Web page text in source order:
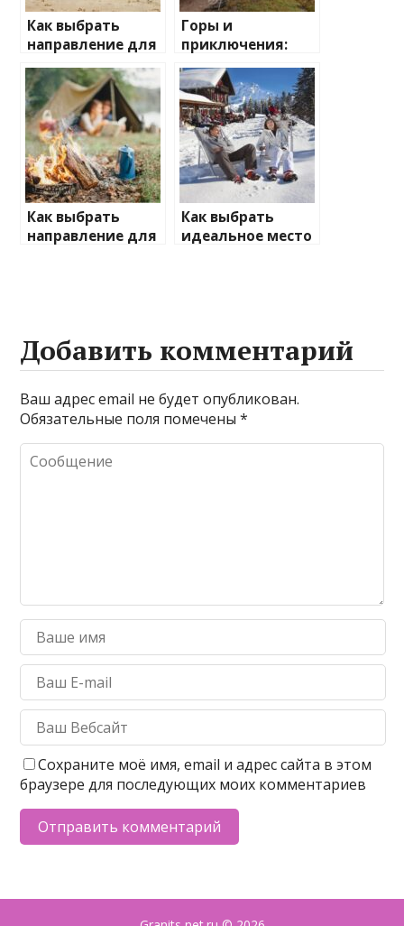
Как выбрать
направление для
отдыха с детьми
Горы и
приключения:
лучшие
направления для
активного
отдыха
Как выбрать
направление для
Как выбрать
идеальное место
Добавить комментарий
Ваш адрес email не будет опубликован.
Обязательные поля помечены*
Сохраните моё имя, email и адрес сайта в этом
браузере для последующих моих комментариев